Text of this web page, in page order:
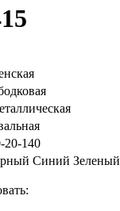
20-140
Синий Зеленый